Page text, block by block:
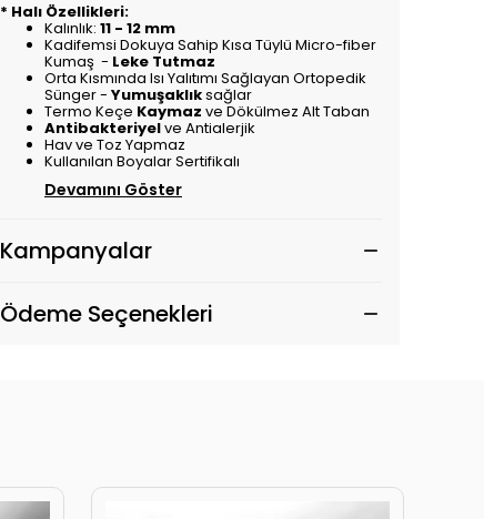
* Halı Özellikleri:
Kalınlık: 11 - 12 mm
Kadifemsi Dokuya Sahip Kısa Tüylü Micro-fiber
Kumaş - Leke Tutmaz
Orta Kısmında Isı Yalıtımı Sağlayan Ortopedik
Sünger - Yumuşaklıksağlar
Termo Keçe Kaymaz ve Dökülmez Alt Taban
Antibakteriyelve Antialerjik
Hav ve Toz Yapmaz
Kullanılan Boyalar Sertifikalı
Devamını Göster
Kampanyalar
Ödeme Seçenekleri